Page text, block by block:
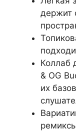
держит
Коллаб
& OG
их